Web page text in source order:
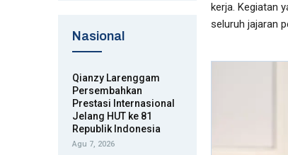
kerja. Kegiatan
seluruh jajaran
Nasional
Qianzy Larenggam
Persembahkan
Prestasi Internasional
Jelang HUT ke 81
Republik Indonesia
Agu 7, 2026